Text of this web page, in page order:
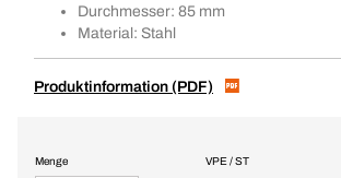
Durchmesser: 85 mm
Material: Stahl
Produktinformation (PDF)
VPE / ST
Menge